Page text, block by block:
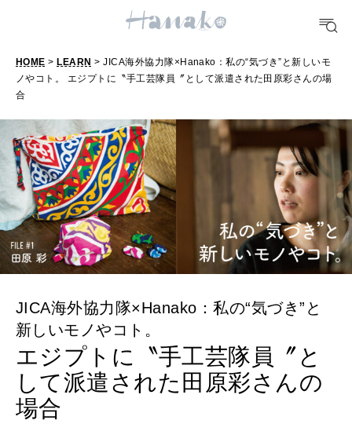
10 CATEGORIES
FOOD
おいしい
TRAVEL
どこ行く？
FORTUNE
明日のわたし
[12星座別] Weekly Holoscope
[12星座別] Monthly Love Holoscope
女神まり愛のタロットメッセージ
算命学がわかる今月のあなた
自分にやさしく
LEARN
知る、考える
HOME > LEARN > JICA海外協力隊×Hanako：私の“気づき”と新しいモ
ノやコト。 エジプトに〝手工芸隊員〞として派遣された田原彩さんの場
合
JICA海外協力隊×Hanako：私の“気づき”と
新しいモノやコト。
エジプトに〝手工芸隊員〞と
して派遣された田原彩さんの
場合